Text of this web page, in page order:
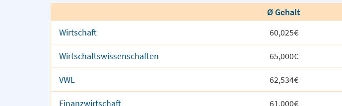
Ø Gehalt
Wirtschaft
60,025€
Wirtschaftswissenschaften 65,000€
VWL 62,534€
Finanzwirtschaft 61,000€